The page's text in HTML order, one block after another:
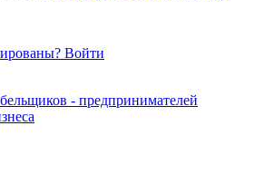
Войти
- предпринимателей